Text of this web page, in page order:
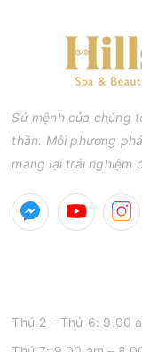
Sứ mệnh của chúng
thần. Mỗi phương
mang lại trải nghiệm
Thứ 2 – Thứ 6: 9.00